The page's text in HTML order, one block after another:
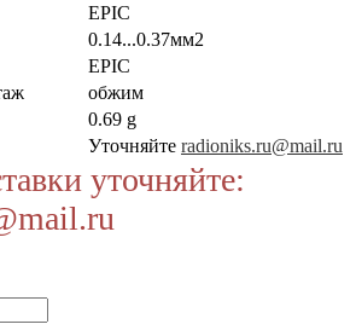
EPIC
0.14...0.37мм2
EPIC
обжим
0.69 g
Уточняйте radioniks.ru@mail.ru
уточняйте: